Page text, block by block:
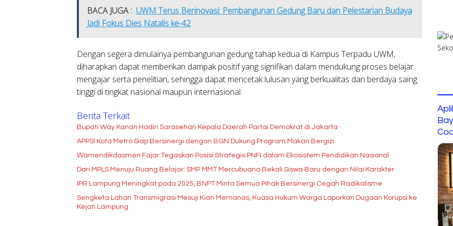
BACA JUGA : UWM Terus Berinovasi: Pembangunan Gedung Baru dan Pelestarian Budaya
Jadi Fokus Dies Natalis ke-42
Dengan segera dimulainya pembangunan gedung tahap kedua di Kampus Terpadu UWM,
diharapkan dapat memberikan dampak positif yang signifikan dalam mendukung proses belajar
mengajar serta penelitian, sehingga dapat mencetak lulusan yang berkualitas dan berdaya saing
tinggi di tingkat nasional maupun internasional.
Berita Terkait
Bupati Way Kanan Hadiri Sarasehan Kepala Daerah Partai Demokrat di Jakarta
APPSI Kota Metro Siap Bersinergi dengan BGN Dukung Program Makan Bergizi
Wamendikdasmen Fajar Tegaskan Posisi Strategis PNFI dalam Ekosistem Pendidikan Nasional
Dari MPLS Menuju Ruang Belajar: SMP MMT Mercubuana Bekali Siswa Baru dengan Nilai Karakter
IPR Lampung Meningkat pada 2025, BNPT Minta Semua Pihak Bersinergi Cegah Radikalisme
Sengketa Lahan Transmigrasi Mesuji Kian Memanas, Kuasa Hukum Warga Laporkan Dugaan Korupsi ke
Kejati Lampung